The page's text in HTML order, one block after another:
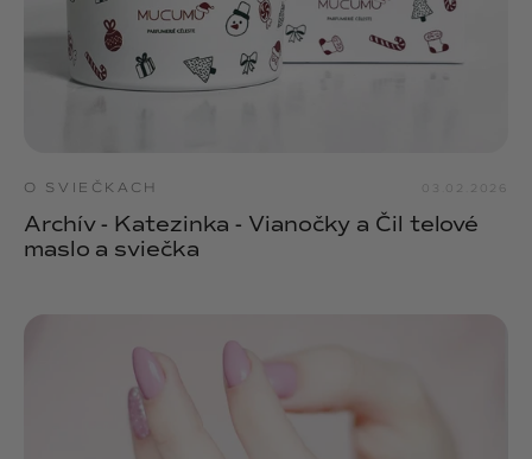
O SVIEČKACH 03.02.2026
Archív - Katezinka - Vianočky a Čil telové
maslo a sviečka